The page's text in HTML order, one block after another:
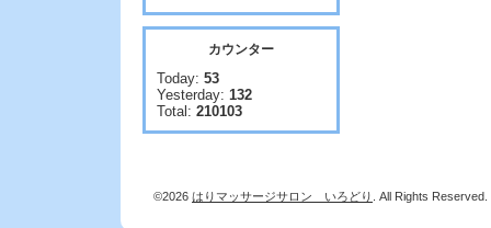
カウンター
Today: 53
Yesterday: 132
Total: 210103
©2026 はりマッサージサロン いろどり . All Rights Reserved.